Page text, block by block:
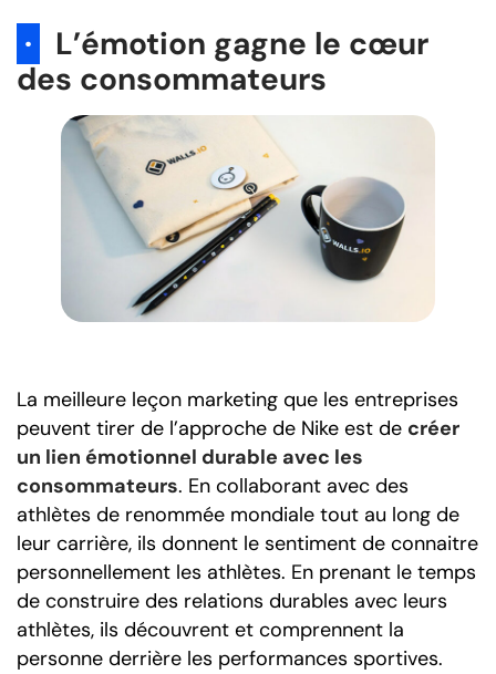
·
L’émotion gagne le cœur
des consommateurs
La meilleure leçon marketing que les entreprises
peuvent tirer de l’approche de Nike est de créer
un lien émotionnel durable avec les
consommateurs. En collaborant avec des
athlètes de renommée mondiale tout au long de
leur carrière, ils donnent le sentiment de connaitre
personnellement les athlètes. En prenant le temps
de construire des relations durables avec leurs
athlètes, ils découvrent et comprennent la
personne derrière les performances sportives.